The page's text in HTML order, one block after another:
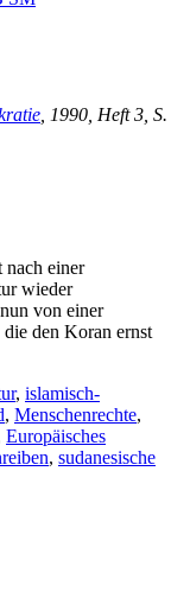
, 1990, Heft 3, S.
nach einer
wieder
von einer
den Koran ernst
, islamisch-
, Menschenrechte,
Europäisches
, sudanesische